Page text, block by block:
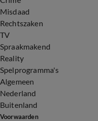
Misdaad
Rechtszaken
TV
Spraakmakend
Reality
Spelprogramma's
Algemeen
Nederland
Buitenland
Voorwaarden